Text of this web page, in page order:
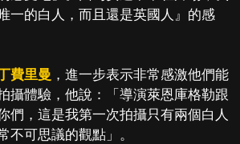
一的白人，而且還是英國人』的感
費里曼 ，進一步表示非常感激他們能
攝體驗，他說：「導演萊恩庫格勒跟
們，這是我第一次拍攝只有兩個白人
不可思議的觀點」。